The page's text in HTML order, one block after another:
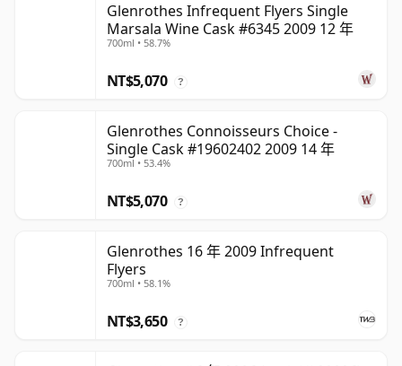
Glenrothes Infrequent Flyers Single
Marsala Wine Cask #6345 2009 12 年
700ml • 58.7%
NT$5,070 ?
Glenrothes Connoisseurs Choice -
Single Cask #19602402 2009 14 年
700ml • 53.4%
NT$5,070 ?
Glenrothes 16 年 2009 Infrequent
Flyers
700ml • 58.1%
NT$3,650 ?